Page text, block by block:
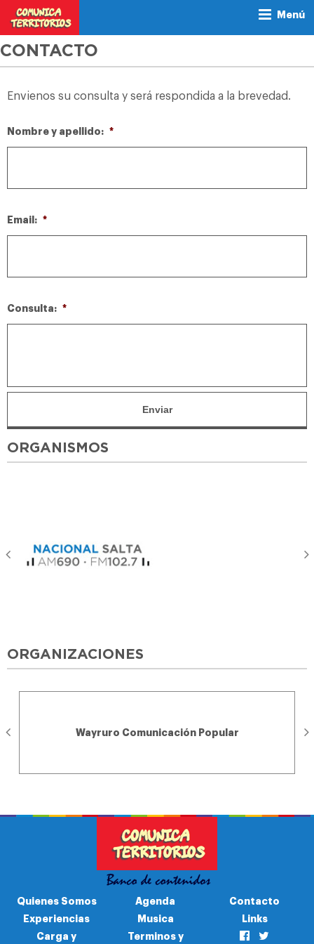
Menú
CONTACTO
Envienos su consulta y será respondida a la brevedad.
Nombre y apellido: *
Email: *
Consulta: *
ORGANISMOS
ORGANIZACIONES
Wayruro Comunicación Popular
Quienes Somos
Experiencias
Carga y
Agenda
Musica
Terminos y
Contacto
Links